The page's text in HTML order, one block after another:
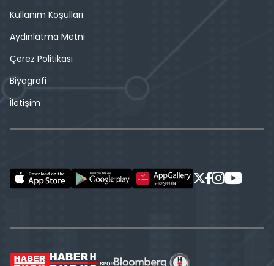
Kullanım Koşulları
Aydınlatma Metni
Çerez Politikası
Biyografi
İletişim